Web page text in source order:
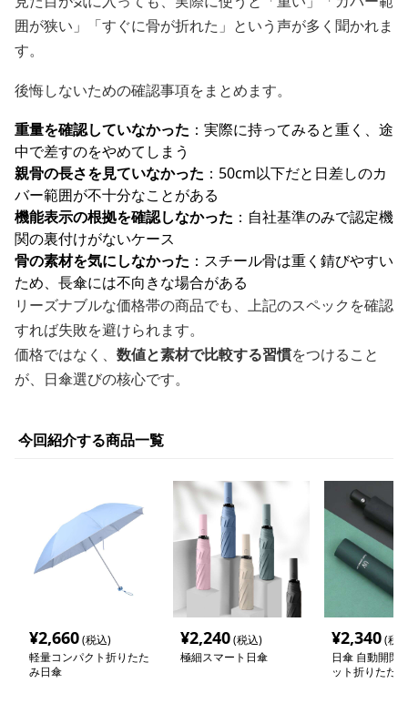
囲が狭い」「すぐに骨が折れた」という声が多く聞かれま
す。
後悔しないための確認事項をまとめます。
重量を確認していなかった ：実際に持ってみると重く、途
中で差すのをやめてしまう
親骨の長さを見ていなかった ：50cm以下だと日差しのカ
バー範囲が不十分なことがある
機能表示の根拠を確認しなかった ：自社基準のみで認定機
関の裏付けがないケース
骨の素材を気にしなかった ：スチール骨は重く錆びやすい
ため、長傘には不向きな場合がある
リーズナブルな価格帯の商品でも、上記のスペックを確認
すれば失敗を避けられます。
価格ではなく、 数値と素材で比較する習慣をつけること
が、日傘選びの核心です。
今回紹介する商品一覧
¥2,660(税込)
軽量コンパクト折りたた
み日傘
¥2,240(税込)
極細スマート日傘
¥2,340(税
日傘 自動開閉
ット折りたた